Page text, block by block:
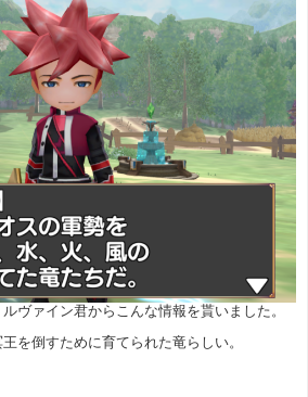
ヴァイン君からこんな情報を貰いました。
を倒すために育てられた竜らしい。